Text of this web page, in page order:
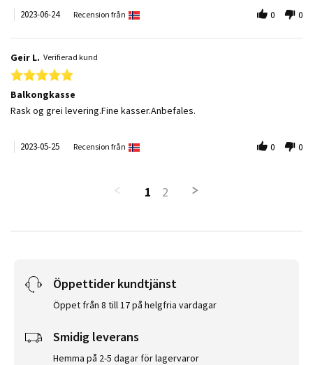
2023-06-24 Recension från 0 0
Geir L. Verifierad kund
5.0 star rating
Balkongkasse
Review by Geir L. on 25 May 2023
review stating Balkongkasse
Rask og grei levering.Fine kasser.Anbefales.
2023-05-25 Recension från 0 0
1 2
Öppettider kundtjänst
Öppet från 8 till 17 på helgfria vardagar
Smidig leverans
Hemma på 2-5 dagar för lagervaror